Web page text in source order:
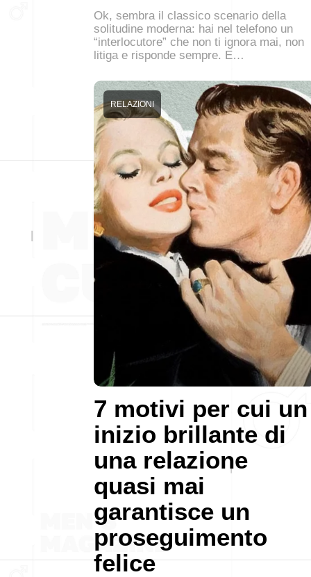
Ok, sembra il classico scenario della
solitudine moderna: hai nel telefono un
“interlocutore” che non ti ignora mai, non
litiga e risponde sempre. E…
7 motivi per cui un
inizio brillante di
una relazione
quasi mai
garantisce un
proseguimento
felice
RELAZIONI